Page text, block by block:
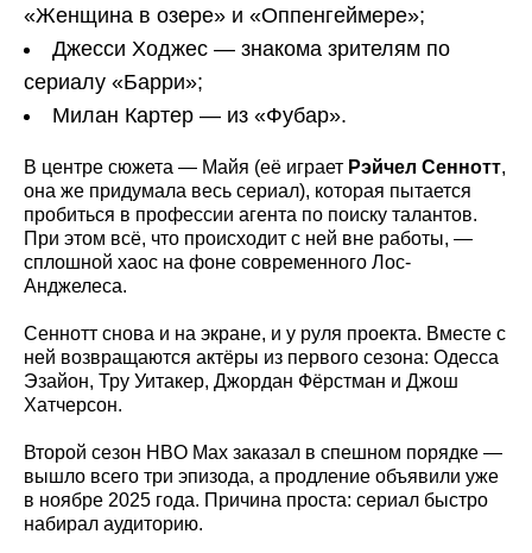
«Женщина в озере» и «Оппенгеймере»;
Джесси Ходжес — знакома зрителям по
сериалу «Барри»;
Милан Картер — из «Фубар».
В центре сюжета — Майя (её играет Рэйчел Сеннотт,
она же придумала весь сериал), которая пытается
пробиться в профессии агента по поиску талантов.
При этом всё, что происходит с ней вне работы, —
сплошной хаос на фоне современного Лос-
Анджелеса.
Сеннотт снова и на экране, и у руля проекта. Вместе с
ней возвращаются актёры из первого сезона: Одесса
Эзайон, Тру Уитакер, Джордан Фёрстман и Джош
Хатчерсон.
Второй сезон HBO Max заказал в спешном порядке —
вышло всего три эпизода, а продление объявили уже
в ноябре 2025 года. Причина проста: сериал быстро
набирал аудиторию.